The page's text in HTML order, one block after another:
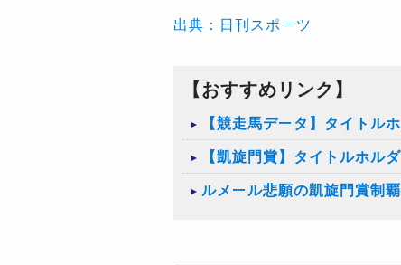
出典：日刊スポーツ
【おすすめリンク】
【競走馬データ】タイトル
【凱旋門賞】タイトルホル
ルメール悲願の凱旋門賞制